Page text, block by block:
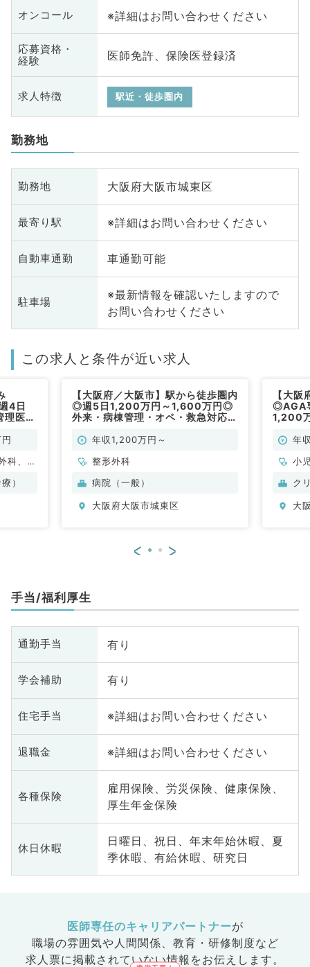
オンコール ※詳細はお問い合わせください
応募資格・
経験
医師免許、保険医登録済
求人特徴 駅近・徒歩圏内
勤務地
勤務地 大阪府大阪市城東区
最寄り駅 ※詳細はお問い合わせください
自動車通勤 車通勤可能
駐車場
※最新情報を確認いたしますので
お問い合わせください
この求人と条件が近い求人
4日
医師
科、脳
臓血管
）
【大阪府／大阪市】駅から徒歩圏内
◎週5日1,200万円～1,600万円◎
外来・病棟管理・オペ・救急対応の
年収1,200万円～
整形外科
病院（一般）
大阪府大阪市城東区
【大
◎AGA
1,200
年
小
神
科
ク
大
< >
手当/福利厚生
通勤手当 有り
学会補助 有り
住宅手当 ※詳細はお問い合わせください
退職金 ※詳細はお問い合わせください
各種保険
雇用保険、労災保険、健康保険、
厚生年金保険
休日休暇
日曜日、祝日、年末年始休暇、夏
季休暇、有給休暇、研究日
医師専任のキャリアパートナーが
職場の雰囲気や人間関係、 教育・研修制度など
求人票に掲載されていない情報をお伝えします。